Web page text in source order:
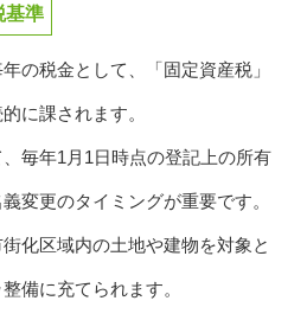
基準
の税金として、「固定資産税」
に課されます。
毎年1月1日時点の登記上の所有
変更のタイミングが重要です。
化区域内の土地や建物を対象と
備に充てられます。